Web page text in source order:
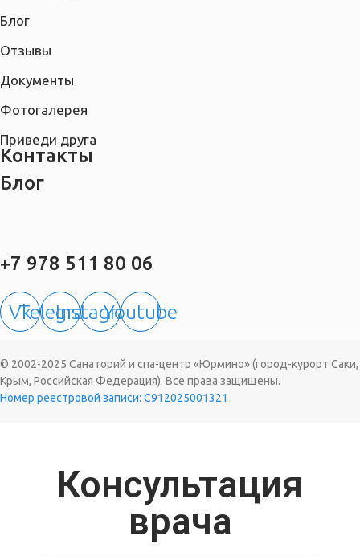
Блог
Отзывы
Документы
Фотогалерея
Приведи друга
Контакты
Блог
+7 978 511 80 06
VkTelegram
Instagram
Youtube
© 2002-2025 Санаторий и спа-центр «Юрмино» (город-курорт Саки,
Крым, Российская Федерация). Все права защищены.
Номер реестровой записи: С912025001321
Консультация
врача